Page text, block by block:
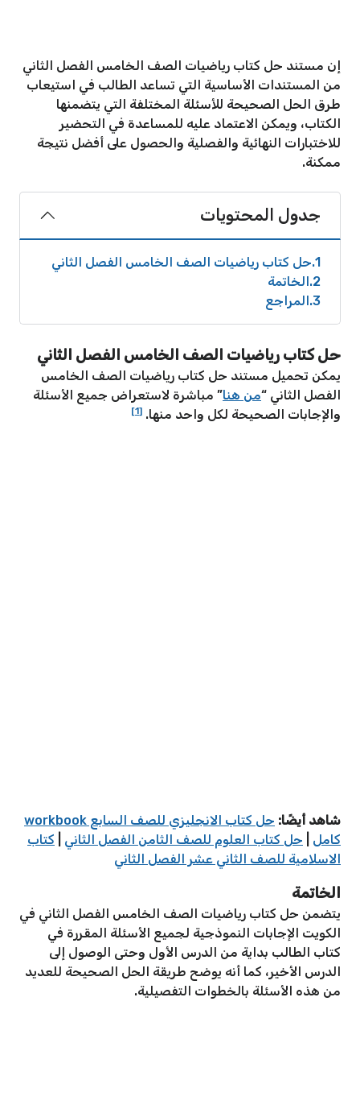
إن مستند حل كتاب رياضيات الصف الخامس الفصل الثاني
من المستندات الأساسية التي تساعد الطالب في استيعاب
طرق الحل الصحيحة للأسئلة المختلفة التي يتضمنها
الكتاب، ويمكن الاعتماد عليه للمساعدة في التحضير
للاختبارات النهائية والفصلية والحصول على أفضل نتيجة
ممكنة.
جدول المحتويات
1 حل كتاب رياضيات الصف الخامس الفصل الثاني
2 الخاتمة
3 المراجع
حل كتاب رياضيات الصف الخامس الفصل الثاني
يمكن تحميل مستند حل كتاب رياضيات الصف الخامس
الفصل الثاني “من هنا” مباشرة لاستعراض جميع الأسئلة
والإجابات الصحيحة لكل واحد منها. [1]
شاهد أيضًا:
حل كتاب الانجليزي للصف السابع workbook
كامل
حل كتاب العلوم للصف الثامن الفصل الثاني
كتاب
الاسلامية للصف الثاني عشر الفصل الثاني
الخاتمة
يتضمن حل كتاب رياضيات الصف الخامس الفصل الثاني في
الكويت الإجابات النموذجية لجميع الأسئلة المقررة في
كتاب الطالب بداية من الدرس الأول وحتى الوصول إلى
الدرس الأخير، كما أنه يوضح طريقة الحل الصحيحة للعديد
من هذه الأسئلة بالخطوات التفصيلية.